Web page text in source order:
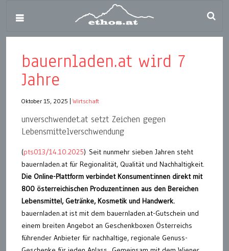
bauernladen.at wird 7
Jahre
Oktober 15, 2025 Wirtschaft
unverschwendet.at setzt Zeichen gegen
Lebensmittelverschwendung
(pts013/14.10.2025) Seit nunmehr sieben Jahren steht
bauernladen.at für Regionalität, Qualität und Nachhaltigkeit.
Die Online-Plattform verbindet Konsument:innen direkt mit
800 österreichischen Produzent:innen aus den Bereichen
Lebensmittel, Getränke, Kosmetik und Handwerk.
bauernladen.at ist mit dem bauernladen.at-Gutschein und
einem breiten Angebot an Geschenkboxen Österreichs
führender Anbieter für nachhaltige, regionale Genuss-